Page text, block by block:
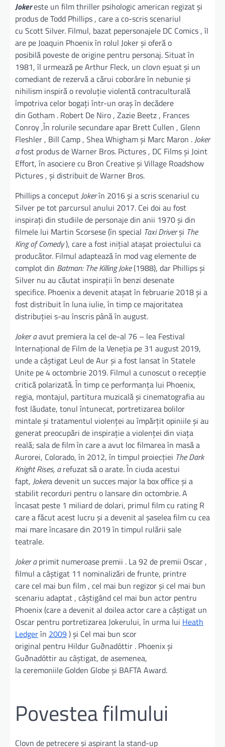
Jokereste un film thriller psihologic american regizat și
produs de Todd Phillips , care a co-scris scenariul
cu Scott Silver. Filmul, bazat pepersonajele DC Comics , îl
are pe Joaquin Phoenix în rolul Joker și oferă o
posibilă poveste de origine pentru personaj. Situat în
1981, îl urmează pe Arthur Fleck, un clovn eșuat și un
comediant de rezervă a cărui coborâre în nebunie și
nihilism inspiră o revoluție violentă contraculturală
împotriva celor bogați într-un oraș în decădere
din Gotham . Robert De Niro , Zazie Beetz , Frances
Conroy ,În rolurile secundare apar Brett Cullen , Glenn
Fleshler , Bill Camp , Shea Whigham și Marc Maron .Joker
afost produs de Warner Bros. Pictures , DC Films și Joint
Effort, în asociere cu Bron Creative și Village Roadshow
Pictures , și distribuit de Warner Bros.
Phillips a conceputJokerîn 2016 și a scris scenariul cu
Silver pe tot parcursul anului 2017. Cei doi au fost
inspirați din studiile de personaje din anii 1970 și din
filmele lui Martin Scorsese (în special Taxi Driverși The
King of Comedy), care a fost inițial atașat proiectului ca
producător. Filmul adaptează în mod vag elemente de
complot din Batman: The Killing Joke(1988), dar Phillips și
Silver nu au căutat inspirații în benzi desenate
specifice. Phoenix a devenit atașat în februarie 2018 și a
fost distribuit în luna iulie, în timp ce majoritatea
distribuției s-au înscris până în august.
Joker aavut premiera la cel de-al 76 – lea Festival
Internațional de Film de la Veneția pe 31 august 2019,
unde a câștigat Leul de Aur și a fost lansat în Statele
Unite pe 4 octombrie 2019. Filmul a cunoscut o recepție
critică polarizată. În timp ce performanța lui Phoenix,
regia, montajul, partitura muzicală și cinematografia au
fost lăudate, tonul întunecat, portretizarea bolilor
mintale și tratamentul violenței au împărțit opiniile și au
generat preocupări de inspirație a violenței din viața
reală; sala de film în care a avut loc filmarea în masă a
Aurorei, Colorado, în 2012, în timpul proiecției The Dark
Knight Rises, arefuzat să o arate. În ciuda acestui
fapt, Jokera devenit un succes major la box office și a
stabilit recorduri pentru o lansare din octombrie. A
încasat peste 1 miliard de dolari, primul film cu rating R
care a făcut acest lucru și a devenit al șaselea film cu cea
mai mare încasare din 2019 în timpul rulării sale
teatrale.
Joker aprimit numeroase premii . La 92 de premii Oscar ,
filmul a câștigat 11 nominalizări de frunte, printre
care cel mai bun film , cel mai bun regizor și cel mai bun
scenariu adaptat , câștigând cel mai bun actor pentru
Phoenix (care a devenit al doilea actor care a câștigat un
Oscar pentru portretizarea Jokerului, în urma lui Heath
Ledgerîn 2009) și Cel mai bun scor
original pentru Hildur Guðnadóttir . Phoenix și
Guðnadóttir au câștigat, de asemenea,
la ceremoniile Golden Globe și BAFTA Award.
Povestea filmului
Clovn de petrecere și aspirant la stand-up